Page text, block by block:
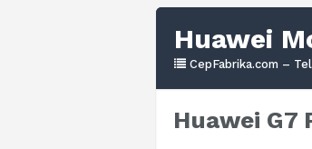
Huawei
CepFabrika.com –
Huawei